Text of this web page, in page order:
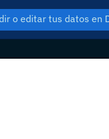
o editar tus datos en